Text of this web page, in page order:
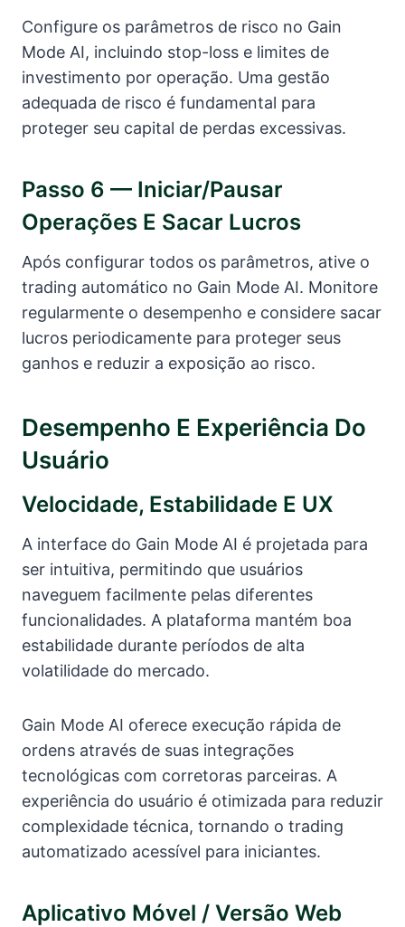
Configure os parâmetros de risco no Gain
Mode AI, incluindo stop-loss e limites de
investimento por operação. Uma gestão
adequada de risco é fundamental para
proteger seu capital de perdas excessivas.
Passo 6 — Iniciar/pausar
Operações E Sacar Lucros
Após configurar todos os parâmetros, ative o
trading automático no Gain Mode AI. Monitore
regularmente o desempenho e considere sacar
lucros periodicamente para proteger seus
ganhos e reduzir a exposição ao risco.
Desempenho E Experiência Do
Usuário
Velocidade, Estabilidade E UX
A interface do Gain Mode AI é projetada para
ser intuitiva, permitindo que usuários
naveguem facilmente pelas diferentes
funcionalidades. A plataforma mantém boa
estabilidade durante períodos de alta
volatilidade do mercado.
Gain Mode AI oferece execução rápida de
ordens através de suas integrações
tecnológicas com corretoras parceiras. A
experiência do usuário é otimizada para reduzir
complexidade técnica, tornando o trading
automatizado acessível para iniciantes.
Aplicativo Móvel / Versão Web